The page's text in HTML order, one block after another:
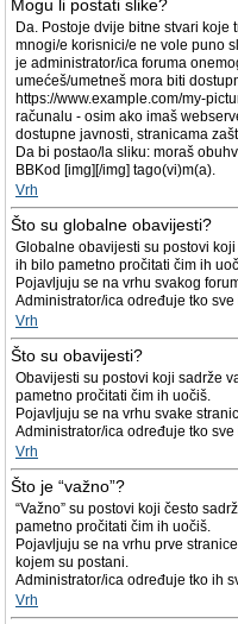
Mogu li postati slike?
Da. Postoje dvije bitne stvari koje
mnogi/e korisnici/e ne vole puno
je administrator/ica foruma
umećeš/umetneš mora biti
https://www.example.com/my-
računalu - osim ako imaš
dostupne javnosti, stranicama
Da bi postao/la sliku: moraš
BBKod [img][/img] tago(vi)m(a).
Vrh
Što su globalne obavijesti?
Globalne obavijesti su postovi
ih bilo pametno pročitati čim ih
Pojavljuju se na vrhu svakog
Administrator/ica određuje tko
Vrh
Što su obavijesti?
Obavijesti su postovi koji sadrže
pametno pročitati čim ih uočiš.
Pojavljuju se na vrhu svake
Administrator/ica određuje tko
Vrh
Što je “važno”?
“Važno” su postovi koji često
pametno pročitati čim ih uočiš.
Pojavljuju se na vrhu prve
kojem su postani.
Administrator/ica određuje tko ih
Vrh